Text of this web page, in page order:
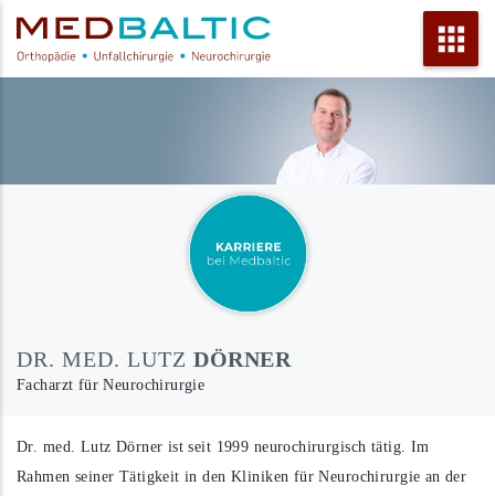
ÜBER UNS
KOOPERATIONSPARTNER
KOPF
HÜFTE
KNIE
DR. MED. VOLKER BUCK
PRIV.-DOZ. DR. MED. MARTIN FUERST
PROF. DR. MED. LUDGER GERDESMEYER
DR. MED. GARVIN GREBE
DR. MED. ANDREAS HÄRING
DR. MED. LUTZ DÖRNER
Facharzt für Neurochirurgie
Dr. med. Lutz Dörner ist seit 1999 neurochirurgisch tätig. Im
Rahmen seiner Tätigkeit in den Kliniken für Neurochirurgie an der